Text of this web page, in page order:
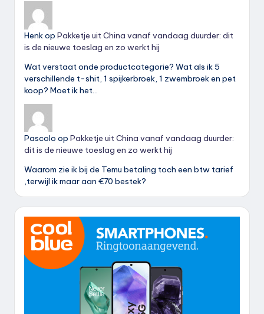
Henkop Pakketje uit China vanaf vandaag duurder: dit
is de nieuwe toeslag en zo werkt hij
Wat verstaat onde productcategorie? Wat als ik 5
verschillende t-shit, 1 spijkerbroek, 1 zwembroek en pet
koop? Moet ik het…
Pascolo op Pakketje uit China vanaf vandaag duurder:
dit is de nieuwe toeslag en zo werkt hij
Waarom zie ik bij de Temu betaling toch een btw tarief
,terwijl ik maar aan €70 bestek?